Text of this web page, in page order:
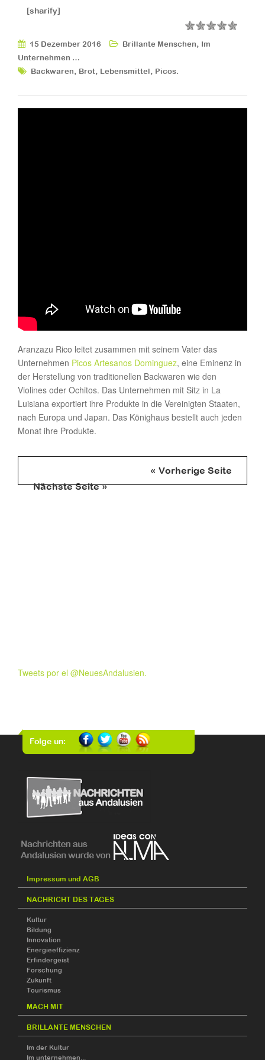
[sharify]
15 Dezember 2016 Brillante Menschen, Im
Unternehmen …
Backwaren, Brot, Lebensmittel, Picos.
Aranzazu Rico leitet zusammen mit seinem Vater das
Unternehmen Picos Artesanos Dominguez, eine Eminenz in
der Herstellung von traditionellen Backwaren wie den
Violines oder Ochitos. Das Unternehmen mit Sitz in La
Luisiana exportiert ihre Produkte in die Vereinigten Staaten,
nach Europa und Japan. Das Könighaus bestellt auch jeden
Monat ihre Produkte.
« Vorherige Seite
Nächste Seite »
Tweets por el @NeuesAndalusien.
Folge un:
Impressum und AGB
NACHRICHT DES TAGES
Kultur
Bildung
Innovation
Energieeffizienz
Erfindergeist
Forschung
Zukunft
Tourismus
MACH MIT
BRILLANTE MENSCHEN
Im der Kultur
Im unternehmen...